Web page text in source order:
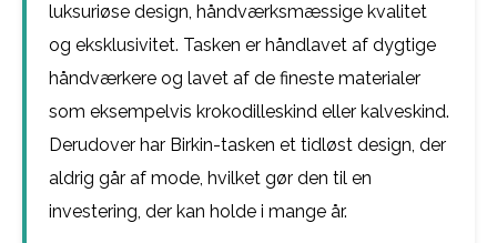
luksuriøse design, håndværksmæssige kvalitet
og eksklusivitet. Tasken er håndlavet af dygtige
håndværkere og lavet af de fineste materialer
som eksempelvis krokodilleskind eller kalveskind.
Derudover har Birkin-tasken et tidløst design, der
aldrig går af mode, hvilket gør den til en
investering, der kan holde i mange år.